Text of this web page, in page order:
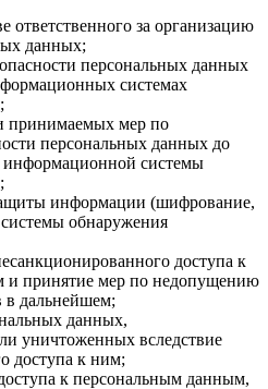
ответственного за организацию
данных;
персональных данных
системах
принимаемых мер по
персональных данных до
информационной системы
информации (шифрование,
обнаружения
доступа к
и принятие мер по недопущению
в дальнейшем;
данных,
уничтоженных вследствие
доступа к ним;
к персональным данным,